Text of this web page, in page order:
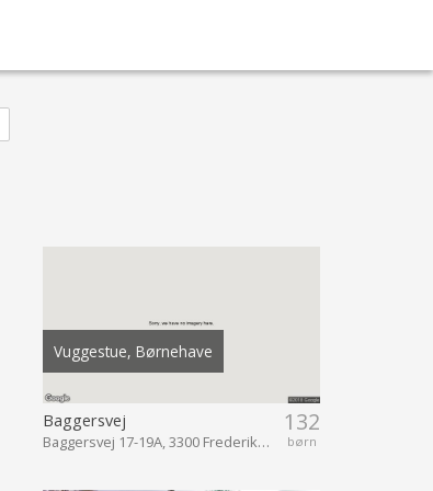
Vuggestue, Børnehave
132
børn
Baggersvej
Baggersvej 17-19A, 3300 Frederiksværk